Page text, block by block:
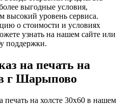
выгодные условия,
высокий уровень сервиса.
о стоимости и условиях
узнать на нашем сайте или
поддержки.
на печать на
в г Шарыпово
печать на холсте 30х60 в нашем